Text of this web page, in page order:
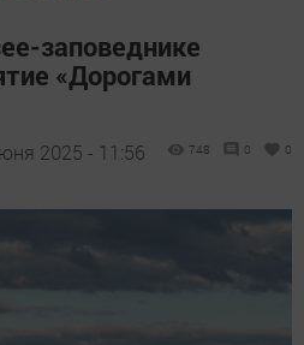
заповеднике
«Дорогами
2025 - 11:56 748 0 0